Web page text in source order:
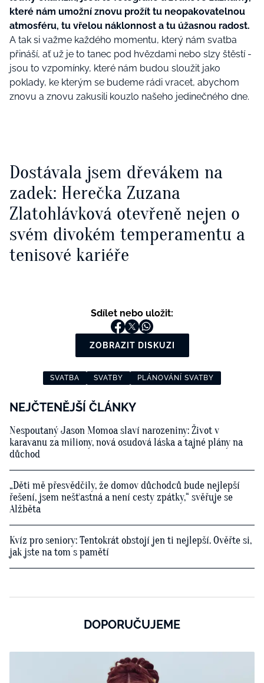
které nám umožní znovu prožít tu neopakovatelnou
atmosféru, tu vřelou náklonnost a tu úžasnou radost.
A tak si važme každého momentu, který nám svatba
přináší, ať už je to tanec pod hvězdami nebo slzy štěstí -
jsou to vzpomínky, které nám budou sloužit jako
poklady, ke kterým se budeme rádi vracet, abychom
znovu a znovu zakusili kouzlo našeho jedinečného dne.
Dostávala jsem dřevákem na
zadek: Herečka Zuzana
Zlatohlávková otevřeně nejen o
svém divokém temperamentu a
tenisové kariéře
Sdílet nebo uložit:
ZOBRAZIT DISKUZI
SVATBA SVATBY PLÁNOVÁNÍ SVATBY
NEJČTENĚJŠÍ ČLÁNKY
Nespoutaný Jason Momoa slaví narozeniny: Život v
karavanu za miliony, nová osudová láska a tajné plány na
důchod
„Děti mě přesvědčily, že domov důchodců bude nejlepší
řešení, jsem nešťastná a není cesty zpátky,“ svěřuje se
Alžběta
Kvíz pro seniory: Tentokrát obstojí jen ti nejlepší. Ověřte si,
jak jste na tom s pamětí
DOPORUČUJEME